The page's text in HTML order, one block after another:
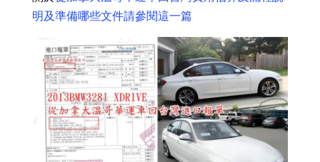
明及準備哪些文件請參閱這一篇